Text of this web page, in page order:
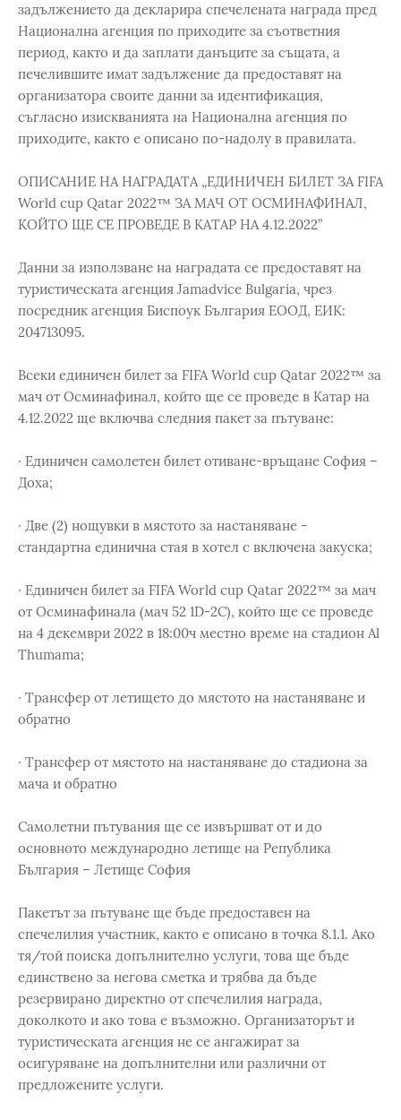
задължението да декларира спечелената награда пред
Национална агенция по приходите за съответния
период, както и да заплати данъците за същата, а
печелившите имат задължение да предоставят на
организатора своите данни за идентификация,
съгласно изискванията на Национална агенция по
приходите, както е описано по-надолу в правилата.
ОПИСАНИЕ НА НАГРАДАТА „ЕДИНИЧЕН БИЛЕТ ЗА FIFA
World cup Qatar 2022™ ЗА МАЧ ОТ ОСМИНАФИНАЛ,
КОЙТО ЩЕ СЕ ПРОВЕДЕ В КАТАР НА 4.12.2022”
Данни за използване на наградата се предоставят на
туристическата агенция Jamadvice Bulgaria, чрез
посредник агенция Биспоук България ЕООД, ЕИК:
204713095.
Всеки единичен билет за FIFA World cup Qatar 2022™ за
мач от Осминафинал, който ще се проведе в Катар на
4.12.2022 ще включва следния пакет за пътуване:
· Единичен самолетен билет отиване-връщане София –
Доха;
· Две (2) нощувки в мястото за настаняване -
стандартна единична стая в хотел с включена закуска;
· Единичен билет за FIFA World cup Qatar 2022™ за мач
от Осминафинала (мач 52 1D-2C), който ще се проведе
на 4 декември 2022 в 18:00ч местно време на стадион Al
Thumama;
· Трансфер от летището до мястото на настаняване и
обратно
· Трансфер от мястото на настаняване до стадиона за
мача и обратно
Самолетни пътувания ще се извършват от и до
основното международно летище на Република
България – Летище София
Пакетът за пътуване ще бъде предоставен на
спечелилия участник, както е описано в точка 8.1.1. Ако
тя/той поиска допълнително услуги, това ще бъде
единствено за негова сметка и трябва да бъде
резервирано директно от спечелилия награда,
доколкото и ако това е възможно. Организаторът и
туристическата агенция не се ангажират за
осигуряване на допълнителни или различни от
предложените услуги.